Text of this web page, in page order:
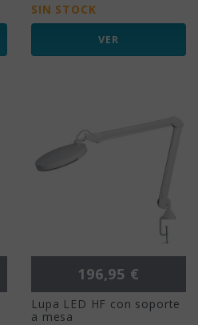
SIN STOCK
VER
Precio
196,95 €
Lupa LED HF con soporte
a mesa